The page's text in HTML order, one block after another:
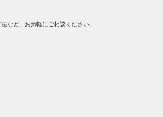
など、お気軽にご相談ください。